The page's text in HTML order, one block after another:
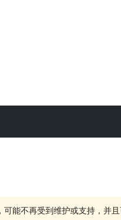
能不再受到维护或支持，并且